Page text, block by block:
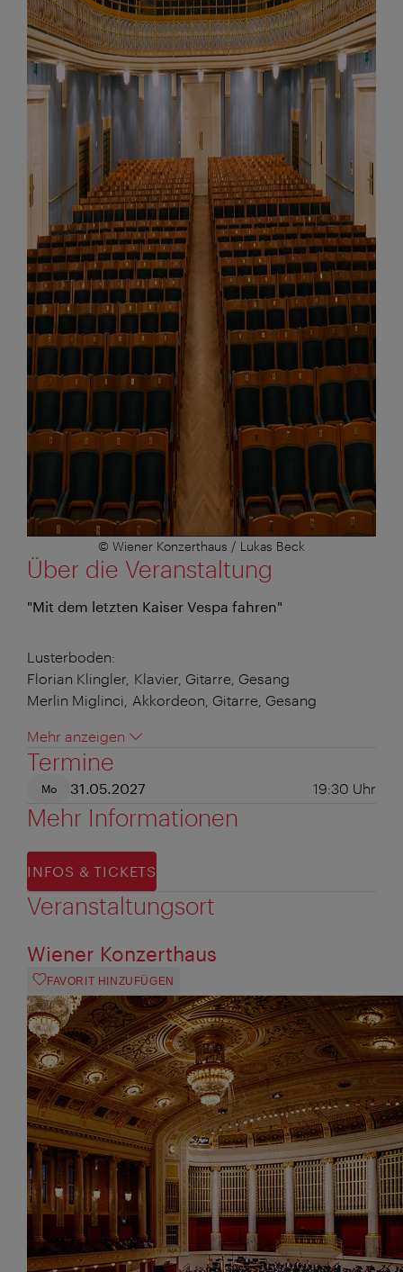
© Wiener Konzerthaus / Lukas Beck
Über die Veranstaltung
"Mit dem letzten Kaiser Vespa fahren"
Lusterboden:
Florian Klingler, Klavier, Gitarre, Gesang
Merlin Miglinci, Akkordeon, Gitarre, Gesang
Mehr anzeigen
Termine
Mo 31.05.2027 19:30 Uhr
Mehr Informationen
INFOS & TICKETS
Veranstaltungsort
Wiener Konzerthaus
FAVORIT HINZUFÜGEN